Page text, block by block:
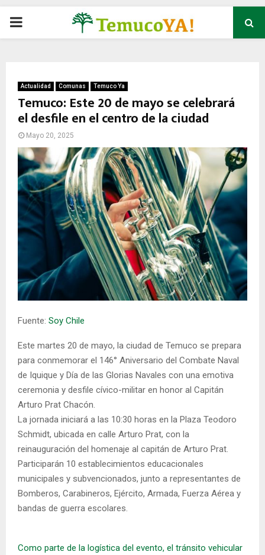
P
M
A
R
M
E
U
Actualidad Comunas Temuco Ya
Temuco: Este 20 de mayo se celebrará
el desfile en el centro de la ciudad
Mayo 20, 2025
Fuente: Soy Chile
Este martes 20 de mayo, la ciudad de Temuco se prepara
para conmemorar el 146° Aniversario del Combate Naval
de Iquique y Día de las Glorias Navales con una emotiva
ceremonia y desfile cívico-militar en honor al Capitán
Arturo Prat Chacón.
La jornada iniciará a las 10:30 horas en la Plaza Teodoro
Schmidt, ubicada en calle Arturo Prat, con la
reinauguración del homenaje al capitán de Arturo Prat.
Participarán 10 establecimientos educacionales
municipales y subvencionados, junto a representantes de
Bomberos, Carabineros, Ejército, Armada, Fuerza Aérea y
bandas de guerra escolares.
Como parte de la logística del evento, el tránsito vehicular